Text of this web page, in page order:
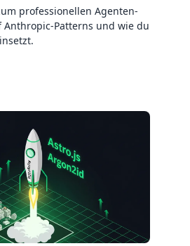
professionellen Agenten-
Anthropic-Patterns und wie du